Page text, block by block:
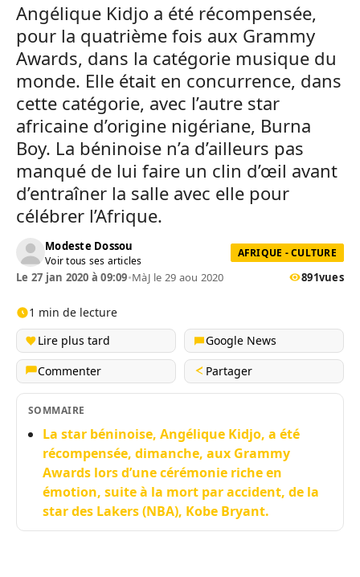
Angélique Kidjo a été récompensée,
pour la quatrième fois aux Grammy
Awards, dans la catégorie musique du
monde. Elle était en concurrence, dans
cette catégorie, avec l’autre star
africaine d’origine nigériane, Burna
Boy. La béninoise n’a d’ailleurs pas
manqué de lui faire un clin d’œil avant
d’entraîner la salle avec elle pour
célébrer l’Afrique.
Modeste Dossou
Voir tous ses articles
AFRIQUE - CULTURE
Le 27 jan 2020 à 09:09•MàJ le 29 aou 2020 891vues
1 min de lecture
Lire plus tard
Google News
Commenter
Partager
SOMMAIRE
La star béninoise, Angélique Kidjo, a été
récompensée, dimanche, aux Grammy
Awards lors d’une cérémonie riche en
émotion, suite à la mort par accident, de la
star des Lakers (NBA), Kobe Bryant.